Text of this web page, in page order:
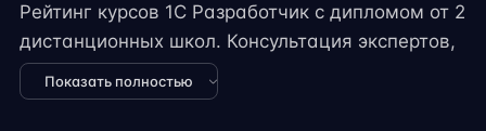
Рейтинг курсов 1C Разработчик с дипломом от 2
дистанционных школ. Консультация экспертов,
практические задания и реальные проекты,
чтобы развить профессиональные навыки для
Показать полностью